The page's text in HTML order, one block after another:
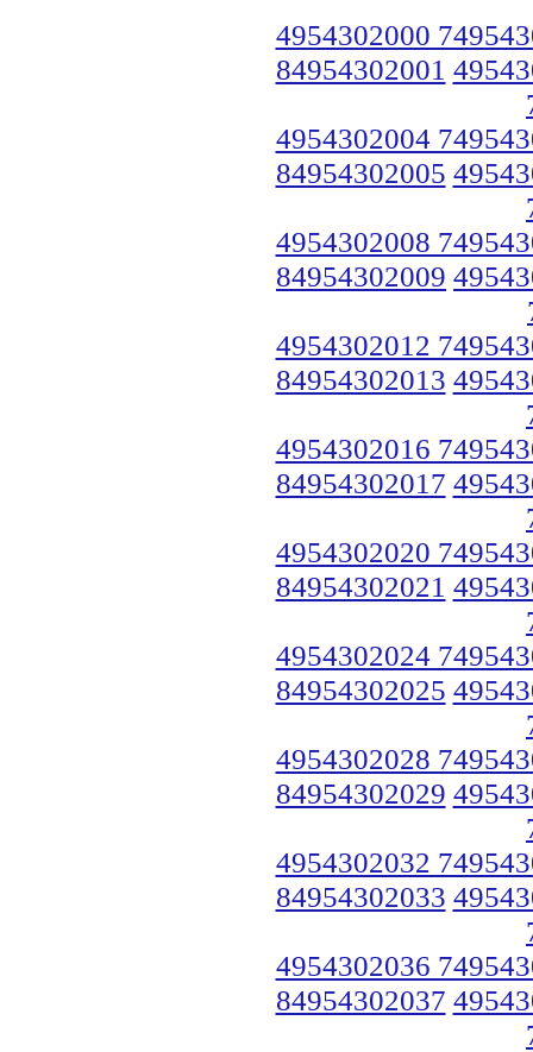
4954302000
84954302001
4954302004
84954302005
4954302008
84954302009
4954302012
84954302013
4954302016
84954302017
4954302020
84954302021
4954302024
84954302025
4954302028
84954302029
4954302032
84954302033
4954302036
84954302037